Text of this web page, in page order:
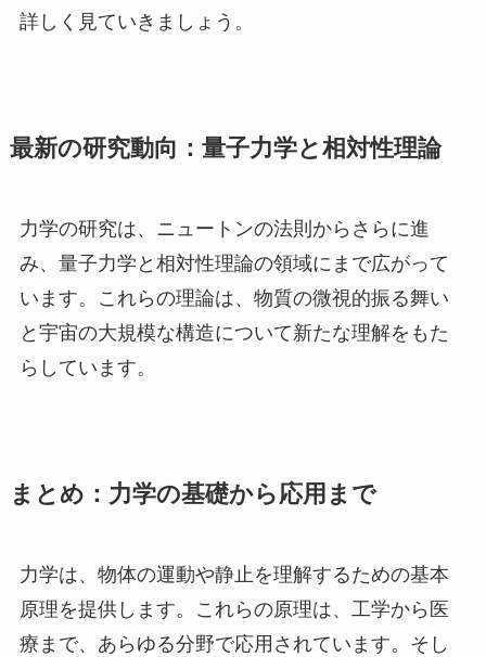
詳しく見ていきましょう。
最新の研究動向：量子力学と相対性理論
力学の研究は、ニュートンの法則からさらに進
み、量子力学と相対性理論の領域にまで広がって
います。これらの理論は、物質の微視的振る舞い
と宇宙の大規模な構造について新たな理解をもた
らしています。
まとめ：力学の基礎から応用まで
力学は、物体の運動や静止を理解するための基本
原理を提供します。これらの原理は、工学から医
療まで、あらゆる分野で応用されています。そし